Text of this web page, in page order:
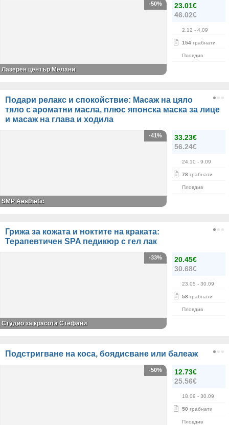
23.01€
46.02€
2.12 - 4.09
154 грабнати
Пловдив
-50%
Лазерен център Мелани
Подари релакс и спокойствие: Масаж на цяло
тяло с ароматни масла, плюс японска маска за лице
и масаж на глава и ходила
33.23€
56.24€
24.10 - 9.09
78 грабнати
Пловдив
-41%
SMP Aesthetic
Грижа за кожата и ноктите на краката:
Терапевтичен SPA педикюр с гел лак
20.45€
30.68€
23.05 - 30.09
58 грабнати
Пловдив
-33%
Студио за красота Стефани
Подстригване на коса, боядисване или балеаж
12.73€
25.56€
18.09 - 30.09
50 грабнати
Пловдив
-50%